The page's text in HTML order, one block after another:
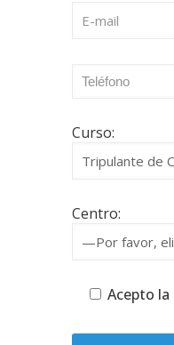
Curso:
Centro:
Acepto la